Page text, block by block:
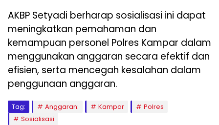
AKBP Setyadi berharap sosialisasi ini dapat
meningkatkan pemahaman dan
kemampuan personel Polres Kampar dalam
menggunakan anggaran secara efektif dan
efisien, serta mencegah kesalahan dalam
penggunaan anggaran.
Tag: Anggaran: Kampar
Polres
Sosialisasi